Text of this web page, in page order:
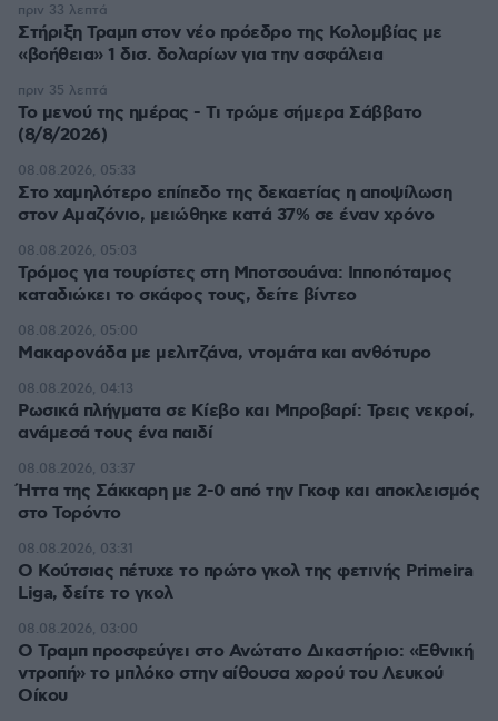
Στήριξη Τραμπ στον νέο πρόεδρο της Κολομβίας με
«βοήθεια» 1 δισ. δολαρίων για την ασφάλεια
πριν 33 λεπτά
Το μενού της ημέρας - Τι τρώμε σήμερα Σάββατο
(8/8/2026)
πριν 35 λεπτά
Στο χαμηλότερο επίπεδο της δεκαετίας η αποψίλωση
στον Αμαζόνιο, μειώθηκε κατά 37% σε έναν χρόνο
08.08.2026, 05:33
Τρόμος για τουρίστες στη Μποτσουάνα: Ιπποπόταμος
καταδιώκει το σκάφος τους, δείτε βίντεο
08.08.2026, 05:03
Μακαρονάδα με μελιτζάνα, ντομάτα και ανθότυρο
08.08.2026, 05:00
Ρωσικά πλήγματα σε Κίεβο και Μπροβαρί: Τρεις νεκροί,
ανάμεσά τους ένα παιδί
08.08.2026, 04:13
Ήττα της Σάκκαρη με 2-0 από την Γκοφ και αποκλεισμός
στο Τορόντο
08.08.2026, 03:37
Ο Κούτσιας πέτυχε το πρώτο γκολ της φετινής Primeira
Liga, δείτε το γκολ
08.08.2026, 03:31
Ο Τραμπ προσφεύγει στο Ανώτατο Δικαστήριο: «Εθνική
ντροπή» το μπλόκο στην αίθουσα χορού του Λευκού
Οίκου
08.08.2026, 03:00